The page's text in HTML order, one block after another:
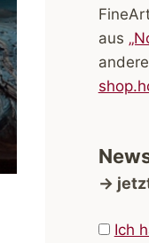
aus
→
Ich